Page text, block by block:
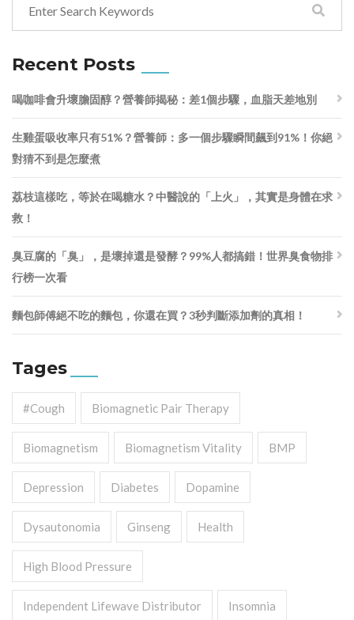
Recent Posts
喝咖啡會升壞膽固醇？營養師揭秘：差1個步驟，血脂天差地別
生雞蛋吸收率只有51%？營養師：多一個步驟瞬間飆到91%！你絕
對猜不到是怎麼煮
荔枝這樣吃，等於在喝糖水？中醫說的「上火」，其實是身體在求
救！
臭豆腐的「臭」，是壞掉還是發酵？99%人都搞錯！世界臭食物排
行榜一次看
麵包師傅絕不吃的麵包，你還在買？3秒判斷添加劑的真相！
Tages
#cough Biomagnetic Pair Therapy
Biomagnetism Biomagnetism Vitality BMP
Depression Diabetes Dopamine
Dysautonomia Ginseng Health
High Blood Pressure
Independent Lifewave Distributor Insomnia